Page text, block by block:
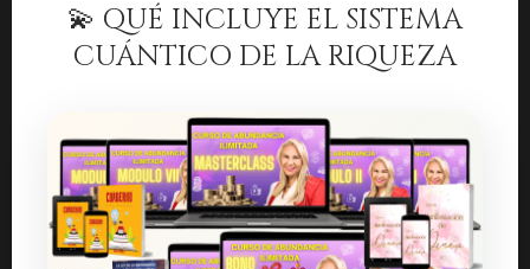
💫 QUÉ INCLUYE EL SISTEMA
CUÁNTICO DE LA RIQUEZA